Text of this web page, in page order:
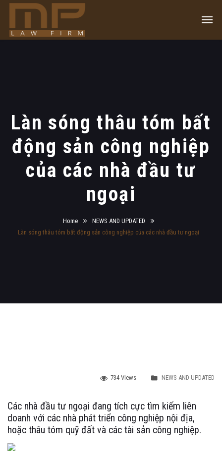
Làn sóng thâu tóm bất
động sản công nghiệp
của các nhà đầu tư
ngoại
Home
NEWS AND UPDATED
Làn sóng thâu tóm bất động sản công nghiệp của các nhà đầu tư ngoại
734 Views NEWS AND UPDATED
Các nhà đầu tư ngoại đang tích cực tìm kiếm liên
doanh với các nhà phát triển công nghiệp nội địa,
hoặc thâu tóm quỹ đất và các tài sản công nghiệp.